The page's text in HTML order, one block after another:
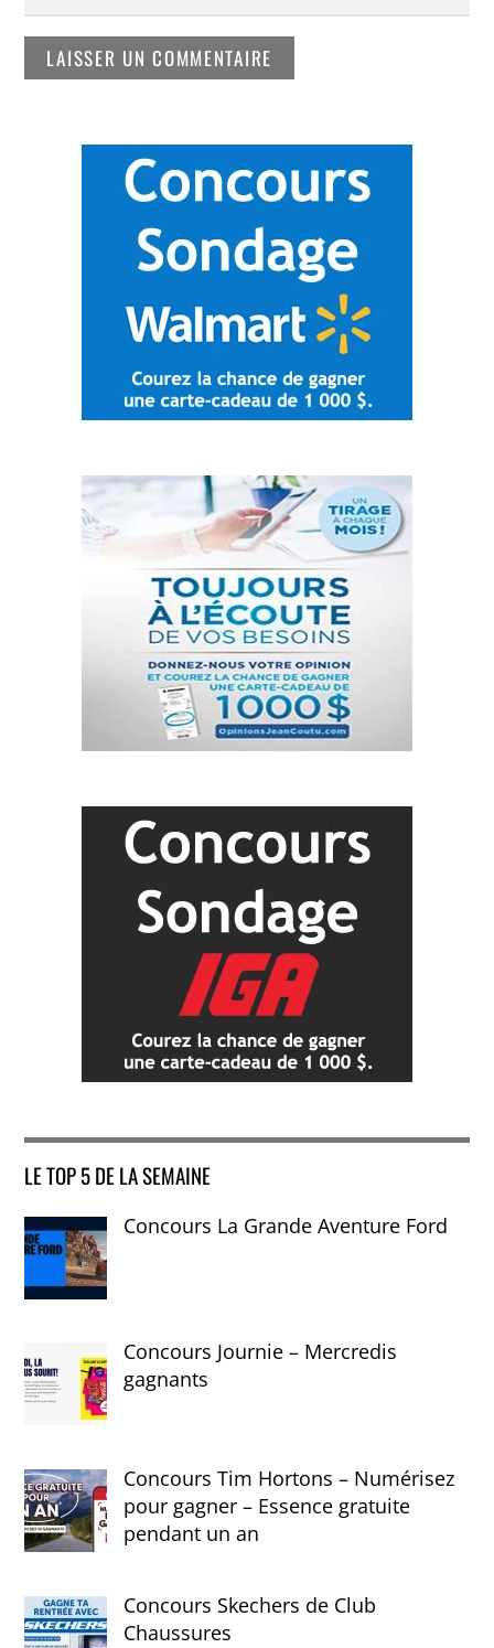
LE TOP 5 DE LA SEMAINE
Concours La Grande Aventure Ford
Concours Journie – Mercredis
gagnants
Concours Tim Hortons – Numérisez
pour gagner – Essence gratuite
pendant un an
Concours Skechers de Club
Chaussures